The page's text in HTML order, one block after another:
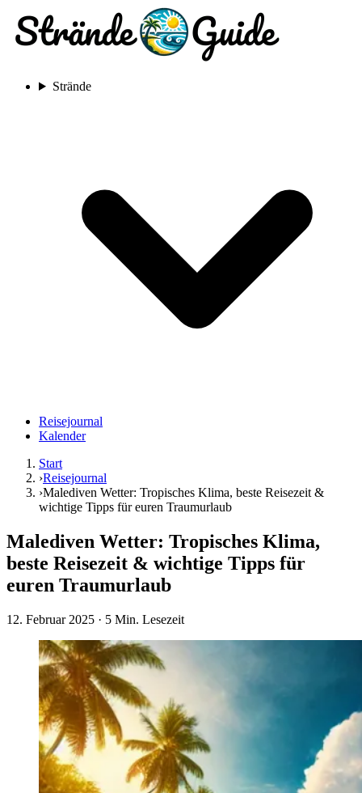
Strände
Reisejournal
Kalender
Start
›Reisejournal
›Malediven Wetter: Tropisches Klima, beste Reisezeit &
wichtige Tipps für euren Traumurlaub
Malediven Wetter: Tropisches Klima,
beste Reisezeit & wichtige Tipps für
euren Traumurlaub
12. Februar 2025 · 5 Min. Lesezeit